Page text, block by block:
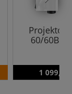
Projektor
60/60B z
1 099,00